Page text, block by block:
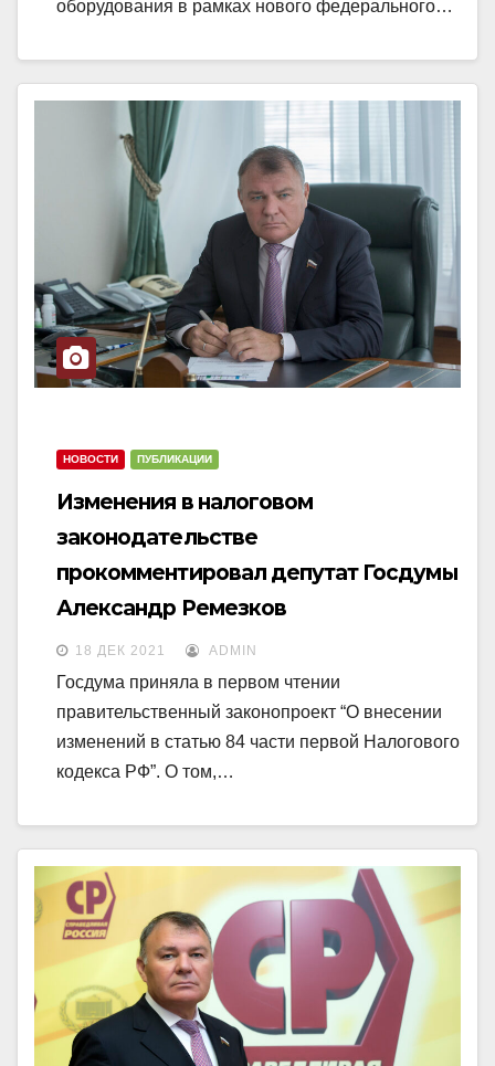
оборудования в рамках нового федерального…
НОВОСТИ ПУБЛИКАЦИИ
Изменения в налоговом
законодательстве
прокомментировал депутат Госдумы
Александр Ремезков
18 ДЕК 2021 ADMIN
Госдума приняла в первом чтении
правительственный законопроект “О внесении
изменений в статью 84 части первой Налогового
кодекса РФ”. О том,…